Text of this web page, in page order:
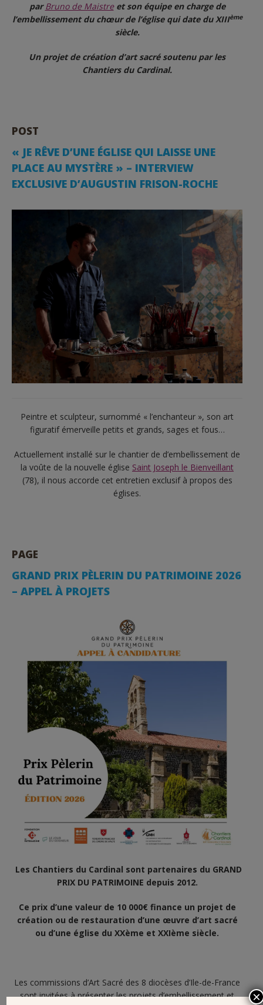
parBruno de Maistreet son équipe en charge de
l’embellissement du chœur de l’église qui date du XIIIème
siècle.
Un projet de création d’art sacré soutenu par les
Chantiers du Cardinal.
POST
️️« JE RÊVE D’UNE ÉGLISE QUI LAISSE UNE
PLACE AU MYSTÈRE » – INTERVIEW
EXCLUSIVE D’AUGUSTIN FRISON-ROCHE
Peintre et sculpteur, surnommé « l’enchanteur », son art
figuratif émerveille petits et grands, sages et fous…
Actuellement installé sur le chantier de d’embellissement de
la voûte de la nouvelle église Saint Joseph le Bienveillant
(78), il nous accorde cet entretien exclusif à propos des
églises.
PAGE
GRAND PRIX PÈLERIN DU PATRIMOINE 2026
– APPEL À PROJETS
Les Chantiers du Cardinal sont partenaires du GRAND
PRIX DU PATRIMOINE depuis 2012.
Ce prix d’une valeur de 10 000€ finance un projet de
création ou de restauration d’une œuvre d’art sacré
ou d’une église du XXème et XXIème siècle.
Les commissions d’Art Sacré des 8 diocèses d’Ile-de-France
sont invitées à présenter les projets d’embellissement et
×